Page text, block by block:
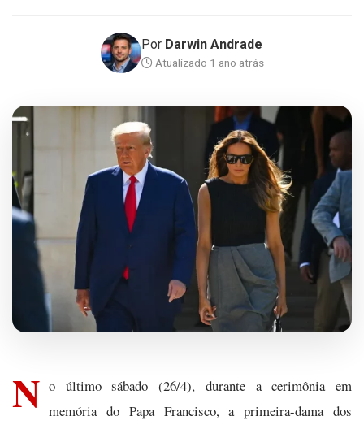
Por Darwin Andrade
Atualizado 1 ano atrás
N o último sábado (26/4), durante a cerimônia em
memória do Papa Francisco, a primeira-dama dos